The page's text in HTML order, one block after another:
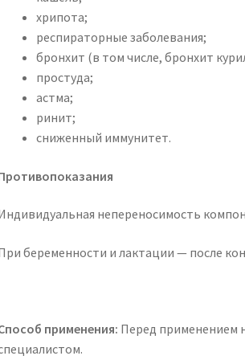
хрипота;
респираторные заболевания;
бронхит (в том числе, бронхит
простуда;
астма;
ринит;
сниженный иммунитет.
непереносимость
беременности и лактации — после
применения: Перед применением